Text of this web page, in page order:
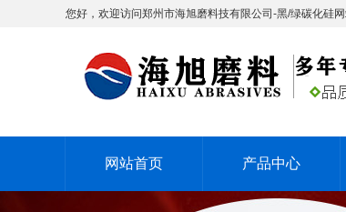
您好，欢迎访问郑州市海旭磨料技有限公司-黑/绿碳化硅网
网站首页 产品中心